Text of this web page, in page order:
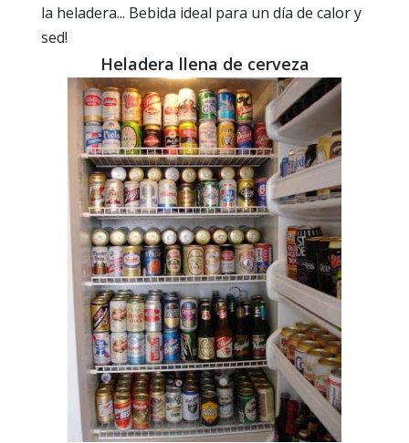
la heladera... Bebida ideal para un día de calor y
sed!
Heladera llena de cerveza